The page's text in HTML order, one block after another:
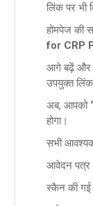
लिंक पर
होमपेज की
for CRP
आगे बढ़ें और
उपयुक्त
अब, आपको
होगा।
सभी
आवेदन पत्र
स्कैन की गई